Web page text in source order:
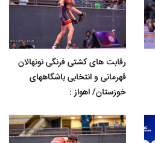
رقابت های کشتی فرنگی نونهالان
قهرمانی و انتخابی باشگاههای
خوزستان/ اهواز :